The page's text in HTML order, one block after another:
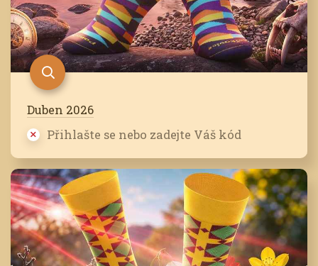
Duben 2026
Přihlašte se nebo zadejte Váš kód